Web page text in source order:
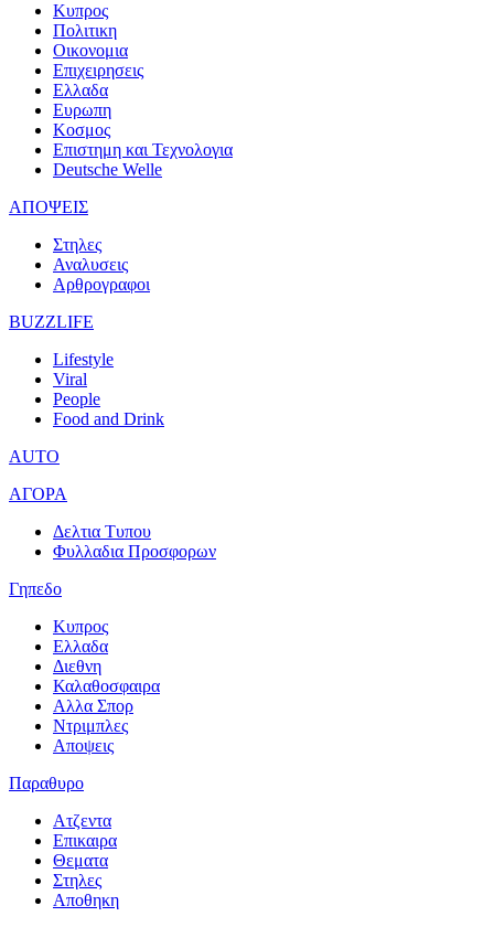
Κυπρος
Πολιτικη
Οικονομια
Επιχειρησεις
Ελλαδα
Ευρωπη
Κοσμος
Επιστημη και Τεχνολογια
Deutsche Welle
ΑΠΟΨΕΙΣ
Στηλες
Αναλυσεις
Αρθρογραφοι
BUZZLIFE
Lifestyle
Viral
People
Food and Drink
AUTO
ΑΓΟΡΑ
Δελτια Τυπου
Φυλλαδια Προσφορων
Γηπεδο
Κυπρος
Ελλαδα
Διεθνη
Καλαθοσφαιρα
Αλλα Σπορ
Ντριμπλες
Αποψεις
Παραθυρο
Ατζεντα
Επικαιρα
Θεματα
Στηλες
Αποθηκη